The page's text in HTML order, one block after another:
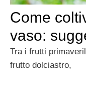
Come
vaso:
Tra i frutti
frutto dolciastro,